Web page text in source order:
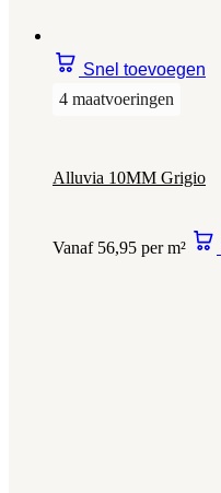
Snel toevoegen
4 maatvoeringen
Alluvia 10MM Grigio
Vanaf 56,95 per m²